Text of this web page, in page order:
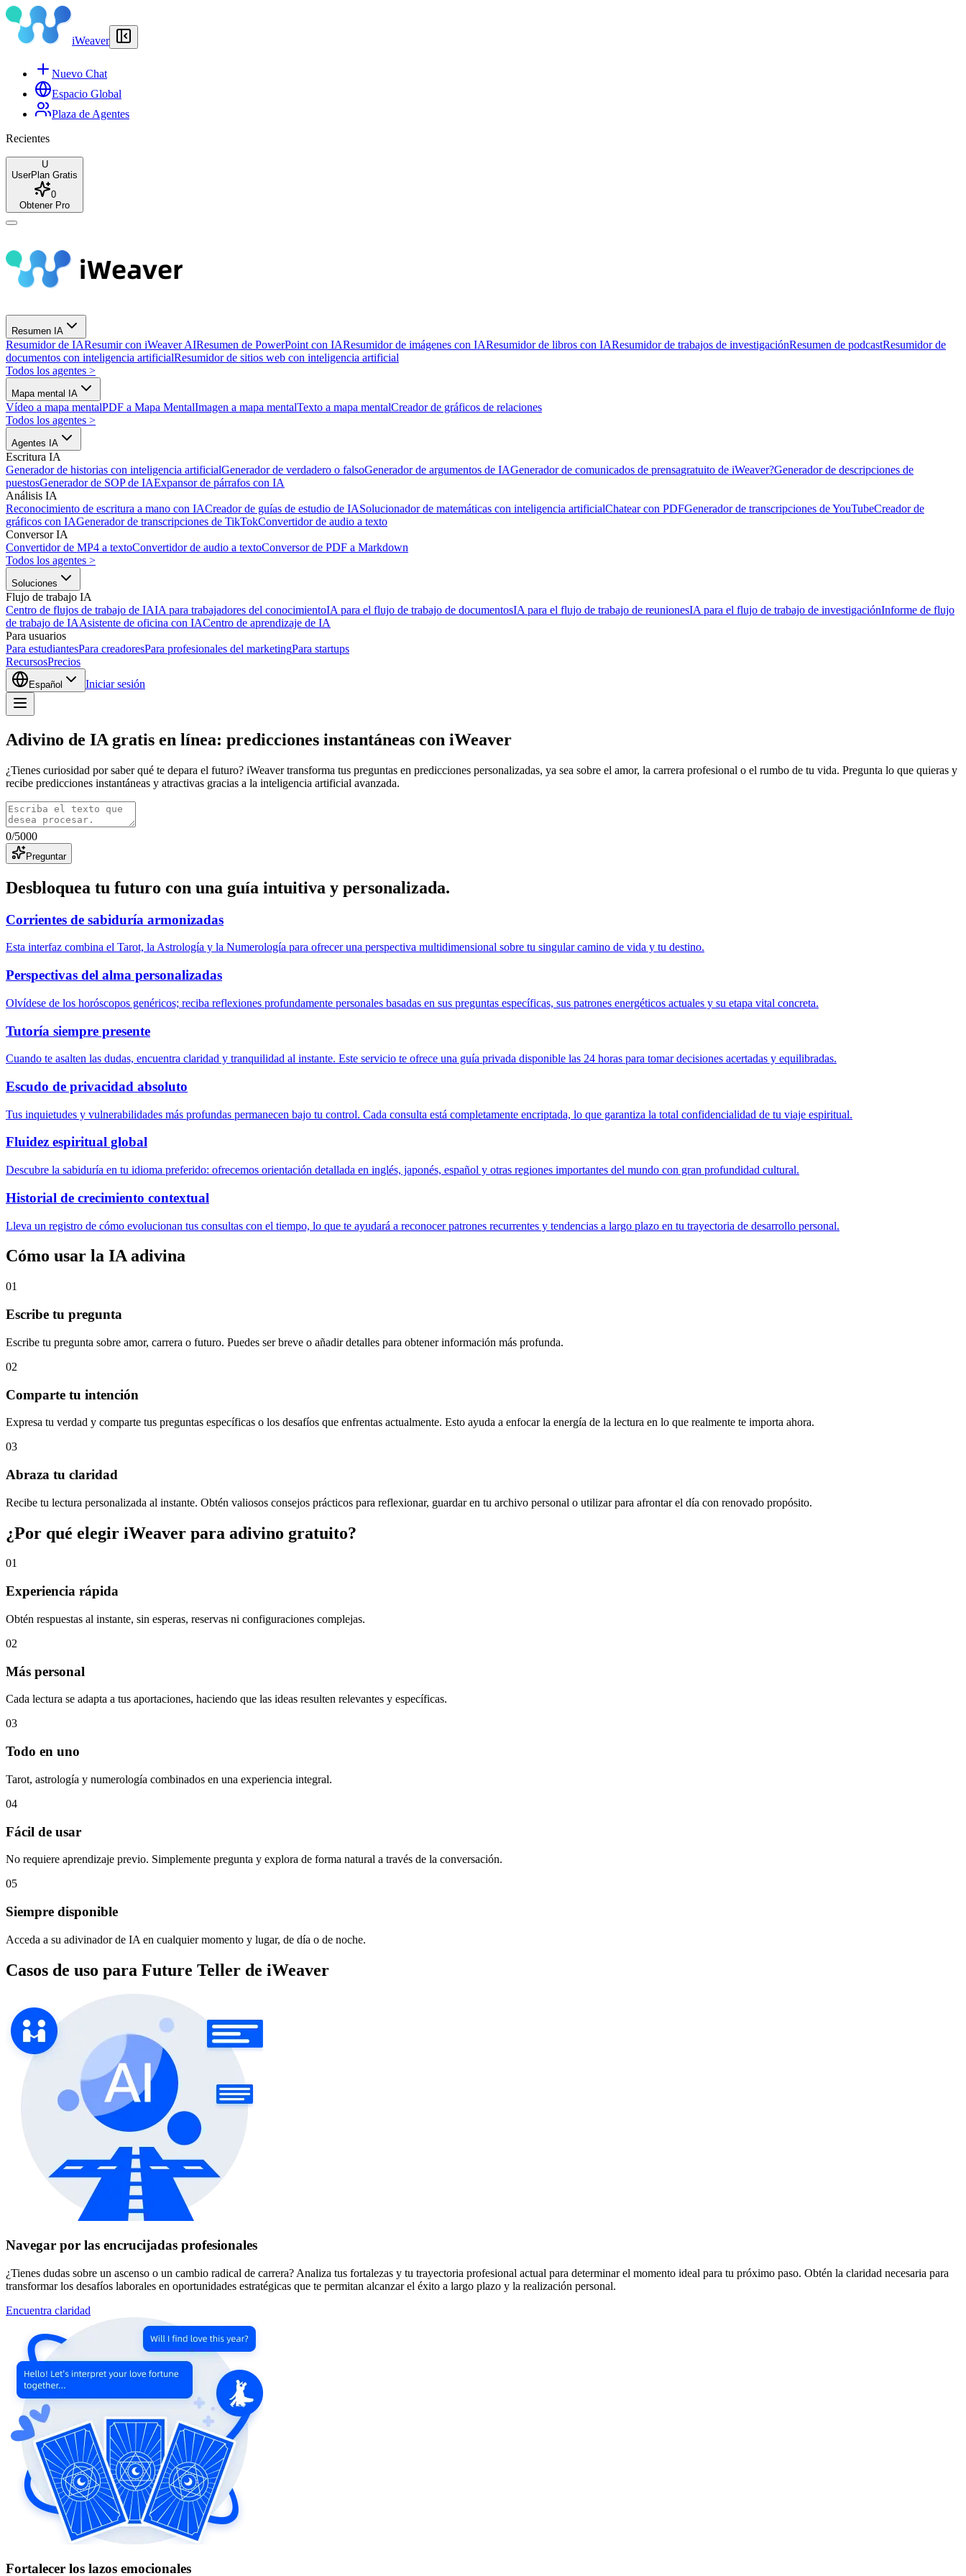
iWeaver
Nuevo Chat
Espacio Global
Plaza de Agentes
Recientes
U
UserPlan Gratis
0
Obtener Pro
Resumen IA
Resumidor de IAResumir con iWeaver AIResumen de PowerPoint con IAResumidor de imágenes con IAResumidor de libros con IAResumidor de trabajos de investigaciónResumen de podcastResumidor de
documentos con inteligencia artificialResumidor de sitios web con inteligencia artificial
Todos los agentes >
Mapa mental IA
Vídeo a mapa mentalPDF a Mapa MentalImagen a mapa mentalTexto a mapa mentalCreador de gráficos de relaciones
Todos los agentes >
Agentes IA
Escritura IA
Generador de historias con inteligencia artificialGenerador de verdadero o falsoGenerador de argumentos de IAGenerador de comunicados de prensagratuito de iWeaver?Generador de descripciones de
puestosGenerador de SOP de IAExpansor de párrafos con IA
Análisis IA
Reconocimiento de escritura a mano con IACreador de guías de estudio de IASolucionador de matemáticas con inteligencia artificialChatear con PDFGenerador de transcripciones de YouTubeCreador de
gráficos con IAGenerador de transcripciones de TikTokConvertidor de audio a texto
Conversor IA
Convertidor de MP4 a textoConvertidor de audio a textoConversor de PDF a Markdown
Todos los agentes >
Soluciones
Flujo de trabajo IA
Centro de flujos de trabajo de IAIA para trabajadores del conocimientoIA para el flujo de trabajo de documentosIA para el flujo de trabajo de reunionesIA para el flujo de trabajo de investigaciónInforme de flujo
de trabajo de IAAsistente de oficina con IACentro de aprendizaje de IA
Para usuarios
Para estudiantesPara creadoresPara profesionales del marketingPara startups
RecursosPrecios
Español Iniciar sesión
Adivino de IA gratis en línea: predicciones instantáneas con iWeaver
¿Tienes curiosidad por saber qué te depara el futuro? iWeaver transforma tus preguntas en predicciones personalizadas, ya sea sobre el amor, la carrera profesional o el rumbo de tu vida. Pregunta lo que quieras y
recibe predicciones instantáneas y atractivas gracias a la inteligencia artificial avanzada.
0/5000
Preguntar
Desbloquea tu futuro con una guía intuitiva y personalizada.
Corrientes de sabiduría armonizadas
Esta interfaz combina el Tarot, la Astrología y la Numerología para ofrecer una perspectiva multidimensional sobre tu singular camino de vida y tu destino.
Perspectivas del alma personalizadas
Olvídese de los horóscopos genéricos; reciba reflexiones profundamente personales basadas en sus preguntas específicas, sus patrones energéticos actuales y su etapa vital concreta.
Tutoría siempre presente
Cuando te asalten las dudas, encuentra claridad y tranquilidad al instante. Este servicio te ofrece una guía privada disponible las 24 horas para tomar decisiones acertadas y equilibradas.
Escudo de privacidad absoluto
Tus inquietudes y vulnerabilidades más profundas permanecen bajo tu control. Cada consulta está completamente encriptada, lo que garantiza la total confidencialidad de tu viaje espiritual.
Fluidez espiritual global
Descubre la sabiduría en tu idioma preferido: ofrecemos orientación detallada en inglés, japonés, español y otras regiones importantes del mundo con gran profundidad cultural.
Historial de crecimiento contextual
Lleva un registro de cómo evolucionan tus consultas con el tiempo, lo que te ayudará a reconocer patrones recurrentes y tendencias a largo plazo en tu trayectoria de desarrollo personal.
Cómo usar la IA adivina
01
Escribe tu pregunta
Escribe tu pregunta sobre amor, carrera o futuro. Puedes ser breve o añadir detalles para obtener información más profunda.
02
Comparte tu intención
Expresa tu verdad y comparte tus preguntas específicas o los desafíos que enfrentas actualmente. Esto ayuda a enfocar la energía de la lectura en lo que realmente te importa ahora.
03
Abraza tu claridad
Recibe tu lectura personalizada al instante. Obtén valiosos consejos prácticos para reflexionar, guardar en tu archivo personal o utilizar para afrontar el día con renovado propósito.
¿Por qué elegir iWeaver para adivino gratuito?
01
Experiencia rápida
Obtén respuestas al instante, sin esperas, reservas ni configuraciones complejas.
02
Más personal
Cada lectura se adapta a tus aportaciones, haciendo que las ideas resulten relevantes y específicas.
03
Todo en uno
Tarot, astrología y numerología combinados en una experiencia integral.
04
Fácil de usar
No requiere aprendizaje previo. Simplemente pregunta y explora de forma natural a través de la conversación.
05
Siempre disponible
Acceda a su adivinador de IA en cualquier momento y lugar, de día o de noche.
Casos de uso para Future Teller de iWeaver
Navegar por las encrucijadas profesionales
¿Tienes dudas sobre un ascenso o un cambio radical de carrera? Analiza tus fortalezas y tu trayectoria profesional actual para determinar el momento ideal para tu próximo paso. Obtén la claridad necesaria para
transformar los desafíos laborales en oportunidades estratégicas que te permitan alcanzar el éxito a largo plazo y la realización personal.
Encuentra claridad
Fortalecer los lazos emocionales